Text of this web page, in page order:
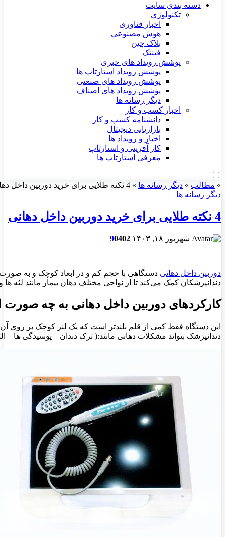
دسته بندی سایت
تکنولوژی
اخبار فناوری
هوش مصنوعی
بلاک چین
فینتک
پوشش رویداد های خبری
پوشش رویداد استارتاپ ها
پوشش رویداد های صنعتی
پوشش رویداد های اصناف
دیگر رسانه ها
اخبار کسب و کار
دانشنامه کسب و کار
بازاریابی دیجیتال
اخبار و رویداد ها
کار آفرینی و استارتاپ
معرفی استارتاپ ها
» مطالب » دیگر رسانه ها » 4 نکته طلایی برای خرید دوربین داخل دهانی
دیگر رسانه ها
4 نکته طلایی برای خرید دوربین داخل دهانی
شهریور ۱۸, ۱۴۰۳ 90402
دوربین داخل دهانی دستگاهی با حجم کم و در ابعاد کوچک و به صورت
دندانپزشکان کمک می‌کند تا از نواحی مختلف دهان بیمار مانند لثه ها
کارکردهای دوربین داخل دهانی به چه
این دستگاه فقط کمی از قلم بلندتر است که یک لنز کوچک بر روی آن
دندانپزشک بتواند مشکلات دهانی مانند:( ترک دندان – پوسیدگی ها